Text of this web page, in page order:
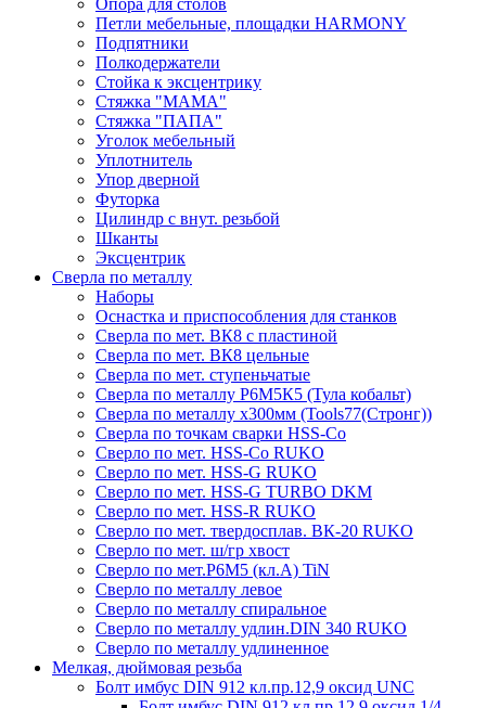
Опора для столов
Петли мебельные, площадки HARMONY
Подпятники
Полкодержатели
Стойка к эксцентрику
Стяжка "МАМА"
Стяжка "ПАПА"
Уголок мебельный
Уплотнитель
Упор дверной
Футорка
Цилиндр с внут. резьбой
Шканты
Эксцентрик
Сверла по металлу
Наборы
Оснастка и приспособления для станков
Сверла по мет. ВК8 с пластиной
Сверла по мет. ВК8 цельные
Сверла по мет. ступеньчатые
Сверла по металлу Р6М5К5 (Тула кобальт)
Сверла по металлу х300мм (Tools77(Стронг))
Сверла по точкам сварки HSS-Co
Сверло по мет. HSS-Co RUKO
Сверло по мет. HSS-G RUKO
Сверло по мет. HSS-G TURBO DKM
Сверло по мет. HSS-R RUKO
Сверло по мет. твердосплав. ВК-20 RUKO
Сверло по мет. ш/гр хвост
Сверло по мет.Р6М5 (кл.А) TiN
Сверло по металлу левое
Сверло по металлу спиральное
Сверло по металлу удлин.DIN 340 RUKO
Сверло по металлу удлиненное
Мелкая, дюймовая резьба
Болт имбус DIN 912 кл.пр.12,9 оксид UNC